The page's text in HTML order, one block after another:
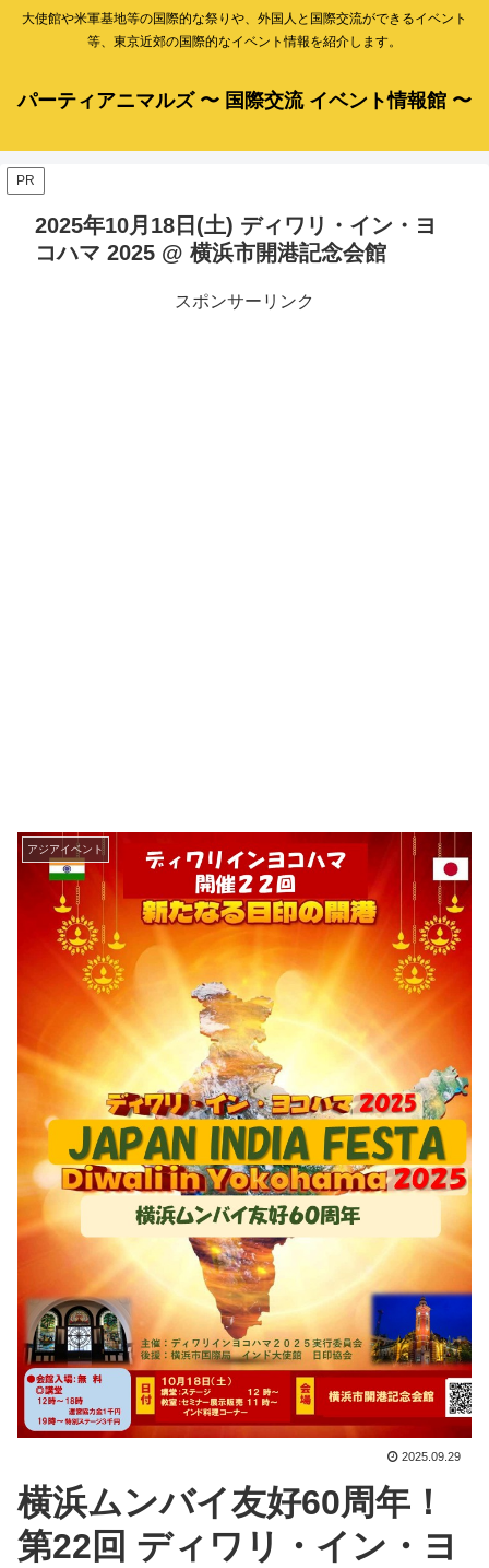
大使館や米軍基地等の国際的な祭りや、外国人と国際交流ができるイベント
等、東京近郊の国際的なイベント情報を紹介します。
パーティアニマルズ 〜 国際交流 イベント情報館 〜
PR
2025年10月18日(土) ディワリ・イン・ヨ
コハマ 2025 @ 横浜市開港記念会館
スポンサーリンク
アジアイベント
2025.09.29
横浜ムンバイ友好60周年！
第22回 ディワリ・イン・ヨ